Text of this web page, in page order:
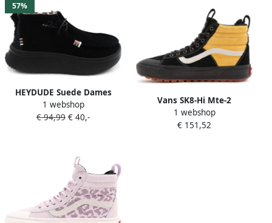
57%
HEYDUDE Suede Dames
Schoenen Zwart Maat: 37
Suède Foot Locker
1 webshop
€ 94,99 € 40,-
Vans SK8-Hi Mte-2
Skateboardschoenen
Multicolor Dames
1 webshop
€ 151,52